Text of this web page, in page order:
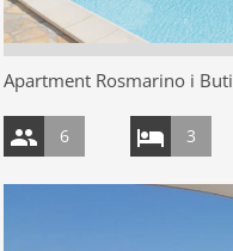
Apartment Rosmarino i Buti
6 3